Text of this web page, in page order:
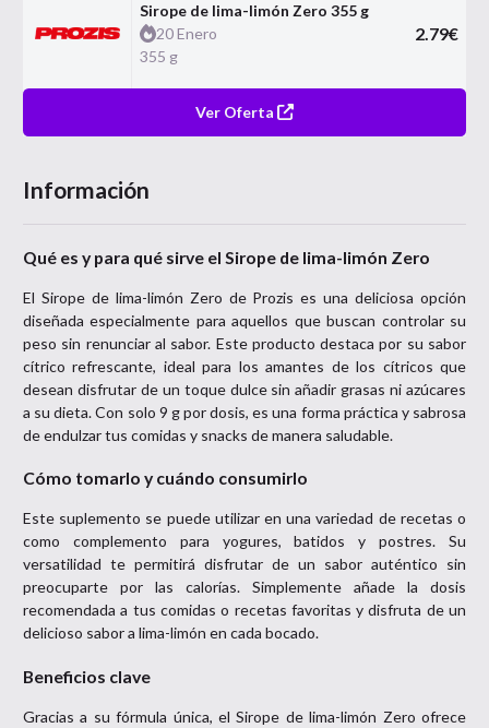
Sirope de lima-limón Zero 355 g
20 Enero
355 g
2.79€
Ver Oferta
Información
Qué es y para qué sirve el Sirope de lima-limón Zero
El Sirope de lima-limón Zero de Prozis es una deliciosa opción
diseñada especialmente para aquellos que buscan controlar su
peso sin renunciar al sabor. Este producto destaca por su sabor
cítrico refrescante, ideal para los amantes de los cítricos que
desean disfrutar de un toque dulce sin añadir grasas ni azúcares
a su dieta. Con solo 9 g por dosis, es una forma práctica y sabrosa
de endulzar tus comidas y snacks de manera saludable.
Cómo tomarlo y cuándo consumirlo
Este suplemento se puede utilizar en una variedad de recetas o
como complemento para yogures, batidos y postres. Su
versatilidad te permitirá disfrutar de un sabor auténtico sin
preocuparte por las calorías. Simplemente añade la dosis
recomendada a tus comidas o recetas favoritas y disfruta de un
delicioso sabor a lima-limón en cada bocado.
Beneficios clave
Gracias a su fórmula única, el Sirope de lima-limón Zero ofrece